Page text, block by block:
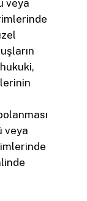
veya
veya